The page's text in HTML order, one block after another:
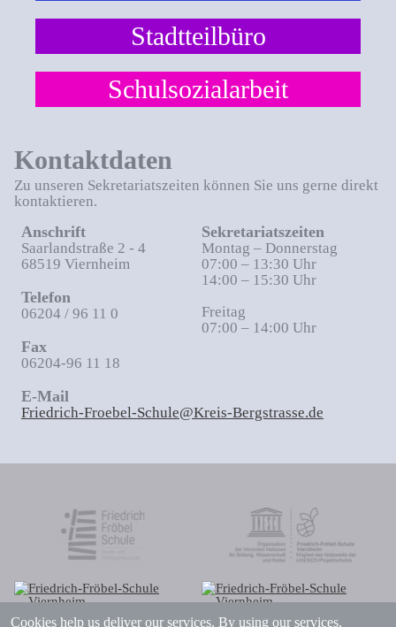
Stadtteilbüro
Schulsozialarbeit
Kontaktdaten
Zu unseren Sekretariatszeiten können Sie uns gerne direkt
kontaktieren.
Anschrift
Saarlandstraße 2 - 4
68519 Viernheim
Telefon
06204 / 96 11 0
Fax
06204-96 11 18
Sekretariatszeiten
Montag – Donnerstag
07:00 – 13:30 Uhr
14:00 – 15:30 Uhr
Freitag
07:00 – 14:00 Uhr
E-Mail
Friedrich-Froebel-Schule@Kreis-Bergstrasse.de
Cookies help us deliver our services. By using our services,